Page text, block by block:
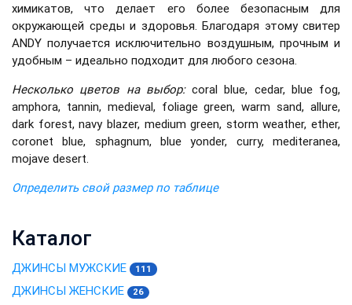
химикатов, что делает его более безопасным для
окружающей среды и здоровья. Благодаря этому свитер
ANDY получается исключительно воздушным, прочным и
удобным – идеально подходит для любого сезона.
Несколько цветов на выбор:coral blue, cedar, blue fog,
amphora, tannin, medieval, foliage green, warm sand, allure,
dark forest, navy blazer, medium green, storm weather, ether,
coronet blue, sphagnum, blue yonder, curry, mediteranea,
mojave desert.
Определить свой размер по таблице
Каталог
ДЖИНСЫ МУЖСКИЕ 111
ДЖИНСЫ ЖЕНСКИЕ 26